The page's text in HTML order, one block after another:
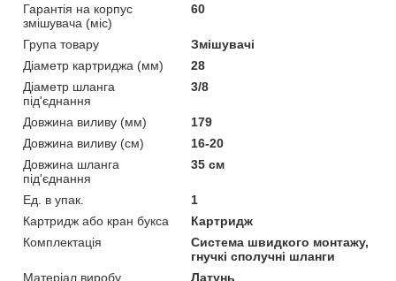
Гарантія на корпус
змішувача (міс)
60
Група товару
Змішувачі
Діаметр картриджа (мм)
28
Діаметр шланга
під'єднання
3/8
Довжина виливу (мм)
179
Довжина виливу (см)
16-20
Довжина шланга
під'єднання
35 см
Ед. в упак.
1
Картридж або кран букса
Картридж
Комплектація
Система швидкого монтажу,
гнучкі сполучні шланги
Матеріал виробу
Латунь